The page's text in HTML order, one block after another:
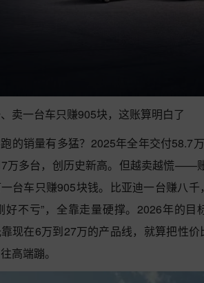
卖一台车只赚905块，这账算明白了
的销量有多猛？2025年全年交付58.7
万多台，创历史新高。但越卖越慌——
台车只赚905块钱。比亚迪一台赚八
好不亏”，全靠走量硬撑。2026年的
现在6万到27万的产品线，就算把性
高端蹦。